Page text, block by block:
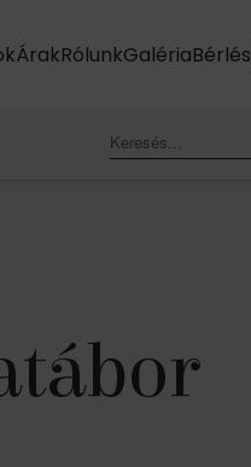
ÁrakRólunkGalériaBérlés
Keresés: